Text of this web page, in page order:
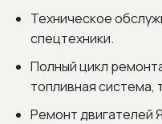
Техническое
спецтехники.
Полный цикл
топливная система,
Ремонт двигателей